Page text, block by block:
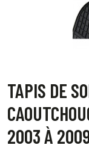
TAPIS DE
2003 À